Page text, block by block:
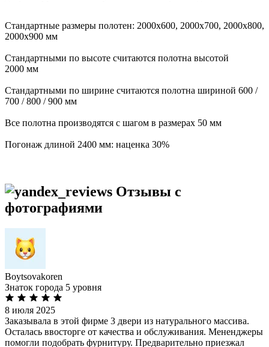
Стандартные размеры полотен: 2000x600, 2000x700, 2000x800,
2000x900 мм
Стандартными по высоте считаются полотна высотой
2000 мм
Стандартными по ширине считаются полотна шириной 600 /
700 / 800 / 900 мм
Все полотна производятся с шагом в размерах 50 мм
Погонаж длиной 2400 мм: наценка 30%
Отзывы с
фотографиями
Boytsovakoren
Знаток города 5 уровня
8 июля 2025
Заказывала в этой фирме 3 двери из натурального массива.
Осталась ввосторге от качества и обслуживания. Мененджеры
помогли подобрать фурнитуру. Предварительно приезжал